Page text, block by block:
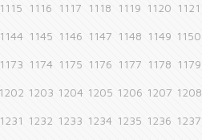
1115 1116 1117 1118 1119 1120 1121
1144 1145 1146 1147 1148 1149 1150
1173 1174 1175 1176 1177 1178 1179
1202 1203 1204 1205 1206 1207 1208
1231 1232 1233 1234 1235 1236 1237